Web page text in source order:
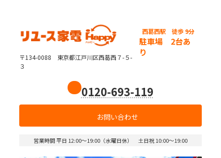
〒134-0088 東京都江戸川区西葛西７-５-
３
西葛西駅 徒歩 9分
駐車場 2台あ
り
0120-693-119
お問い合わせ
営業時間 平日 12:00～19:00（水曜日休） 土日祝 10:00～19:00